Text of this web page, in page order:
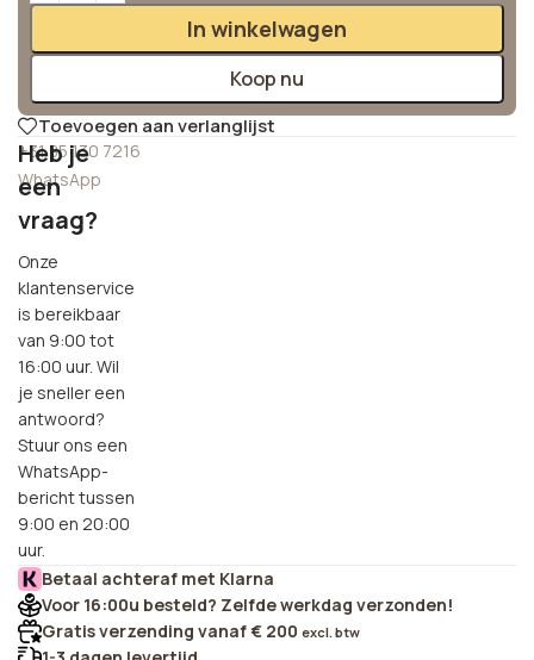
In winkelwagen
Koop nu
Toevoegen aan verlanglijst
+31 85 130 7216
WhatsApp
Heb je
een
vraag?
Onze
klantenservice
is bereikbaar
van 9:00 tot
16:00 uur. Wil
je sneller een
antwoord?
Stuur ons een
WhatsApp-
bericht tussen
9:00 en 20:00
uur.
Betaal achteraf met Klarna
Voor 16:00u besteld? Zelfde werkdag verzonden!
Gratis verzending vanaf € 200 excl. btw